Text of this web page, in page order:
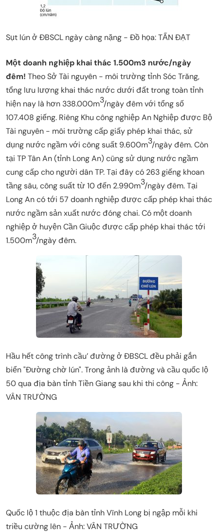
Sụt lún ở ĐBSCL ngày càng nặng - Đồ họa: TẤN ĐẠT
Một doanh nghiệp khai thác 1.500m3 nước/ngày
đêm! Theo Sở Tài nguyên - môi trường tỉnh Sóc Trăng,
tổng lưu lượng khai thác nước dưới đất trong toàn tỉnh
hiện nay là hơn 338.000m3/ngày đêm với tổng số
107.408 giếng. Riêng Khu công nghiệp An Nghiệp được Bộ
Tài nguyên - môi trường cấp giấy phép khai thác, sử
dụng nước ngầm với công suất 9.600m3/ngày đêm. Còn
tại TP Tân An (tỉnh Long An) cũng sử dụng nước ngầm
cung cấp cho người dân TP. Tại đây có 263 giếng khoan
tầng sâu, công suất từ 10 đến 2.990m3/ngày đêm. Tại
Long An có tới 57 doanh nghiệp được cấp phép khai thác
nước ngầm sản xuất nước đóng chai. Có một doanh
nghiệp ở huyện Cần Giuộc được cấp phép khai thác tới
1.500m3/ngày đêm.
Hầu hết công trình cầu’ đường ở ĐBSCL đều phải gắn
biển "Đường chờ lún". Trong ảnh là đường và cầu quốc lộ
50 qua địa bàn tỉnh Tiền Giang sau khi thi công - Ảnh:
VÂN TRƯỜNG
Quốc lộ 1 thuộc địa bàn tỉnh Vĩnh Long bị ngập mỗi khi
triều cường lên - Ảnh: VÂN TRƯỜNG